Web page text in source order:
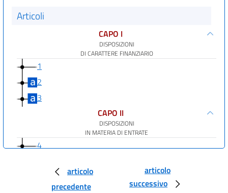
Articoli
CAPO I
DISPOSIZIONI
DI CARATTERE FINANZIARIO
1
2
3
CAPO II
DISPOSIZIONI
IN MATERIA DI ENTRATE
4
articolo
precedente
articolo
successivo